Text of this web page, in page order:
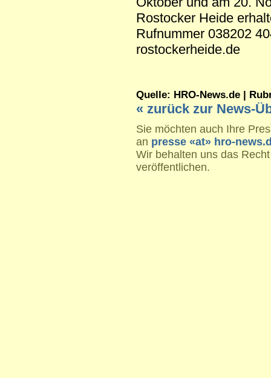
Rostocker Heide
Rufnummer 038202
rostockerheide.de
Quelle: HRO-News.de |
« zurück zur News-
Sie möchten auch Ihre
an presse «at» hro-
Wir behalten uns das
veröffentlichen.